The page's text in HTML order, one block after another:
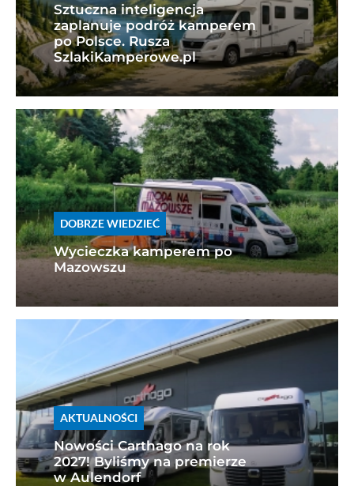
Sztuczna inteligencja
zaplanuje podróż kamperem
po Polsce. Rusza
SzlakiKamperowe.pl
DOBRZE WIEDZIEĆ
Wycieczka kamperem po
Mazowszu
AKTUALNOŚCI
Nowości Carthago na rok
2027! Byliśmy na premierze
w Aulendorf